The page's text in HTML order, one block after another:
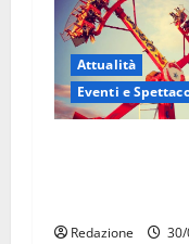
Attualità
Eventi e
Redazione